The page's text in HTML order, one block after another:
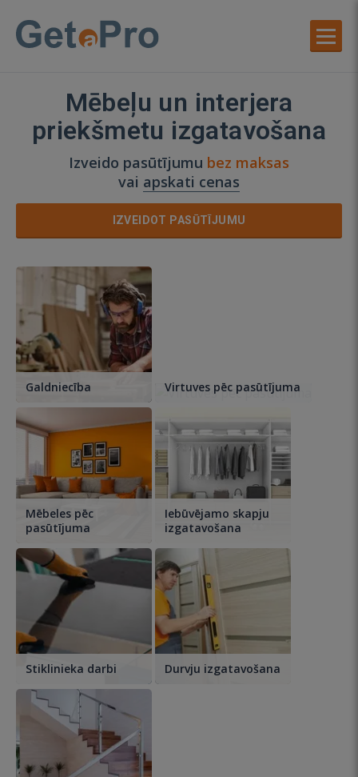
Mēbeļu un interjera
priekšmetu izgatavošana
Izveido pasūtījumu bez maksas
vai apskati cenas
IZVEIDOT PASŪTĪJUMU
Galdniecība Virtuves pēc pasūtījuma
Mēbeles pēc
pasūtījuma
Iebūvējamo skapju
izgatavošana
Stiklinieka darbi Durvju izgatavošana